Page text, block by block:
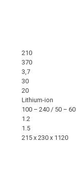
210
370
3,7
30
20
Lithium-ion
100 – 240 / 50 – 60
1.2
1.5
215 x 230 x 1120